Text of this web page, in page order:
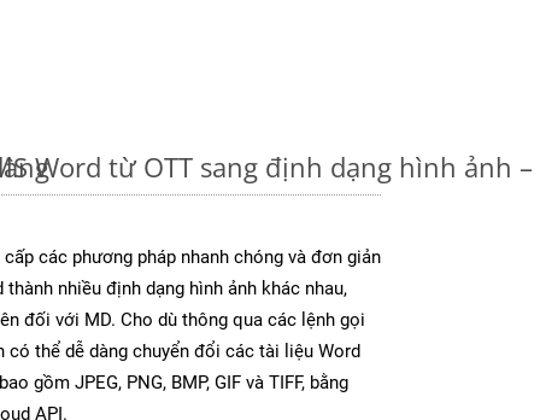
Word từ OTT sang định dạng hình ảnh
các phương pháp nhanh chóng và đơn giản
nhiều định dạng hình ảnh khác nhau,
đối với MD. Cho dù thông qua các lệnh gọi
có thể dễ dàng chuyển đổi các tài liệu Word
gồm JPEG, PNG, BMP, GIF và TIFF, bằng
API.